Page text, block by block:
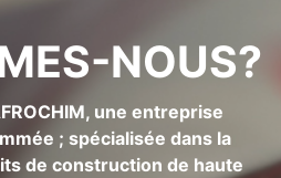
NOUS?
une entreprise
; spécialisée dans la
de construction de haute